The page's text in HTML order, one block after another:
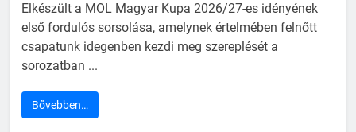
Elkészült a MOL Magyar Kupa 2026/27-es idényének
első fordulós sorsolása, amelynek értelmében felnőtt
csapatunk idegenben kezdi meg szereplését a
sorozatban ...
Bővebben…